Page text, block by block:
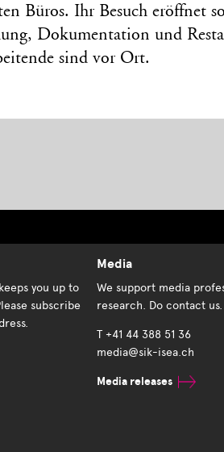
Büros. Ihr Besuch eröffnet
Dokumentation und
sind vor Ort.
you up to
subscribe
Media
We support media
research. Do contact us.
T +41 44 388 51 36
media@sik-isea.ch
Media releases